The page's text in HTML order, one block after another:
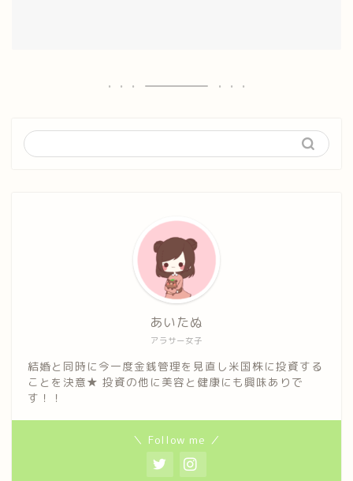
アラサー女子
あいたぬ
結婚と同時に今一度金銭管理を見直し米国株に投資する
ことを決意★ 投資の他に美容と健康にも興味ありで
す！！
＼ Follow me ／